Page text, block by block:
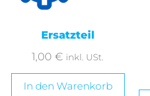
Ersatzteil
1,00€ inkl. USt.
In den Warenkorb